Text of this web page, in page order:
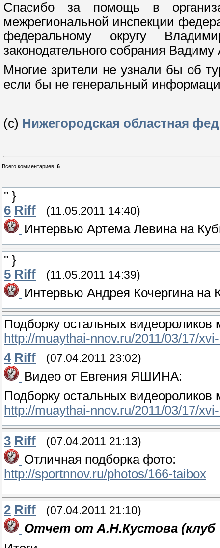
Спасибо за помощь в
межрегиональной инспекции
федеральному округу
законодательного собрания
Многие зрители не узнали бы об
если бы не генеральный
(c) Нижегородская областная
Всего комментариев: 6
" }
6 Riff (11.05.2011 14:40)
Интервью Артема Левина на
" }
5 Riff (11.05.2011 14:39)
Интервью Андрея Кочергина на
Подборку остальных
http://muaythai-nnov.ru/2011/03/17/
4 Riff (07.04.2011 23:02)
Видео от Евгения ЯШИНА:
Подборку остальных
http://muaythai-nnov.ru/2011/03/17/
3 Riff (07.04.2011 21:13)
Отличная подборка фото:
http://sportnnov.ru/photos/166-taibox
2 Riff (07.04.2011 21:10)
Отчет от А.Н.Кустова (клуб